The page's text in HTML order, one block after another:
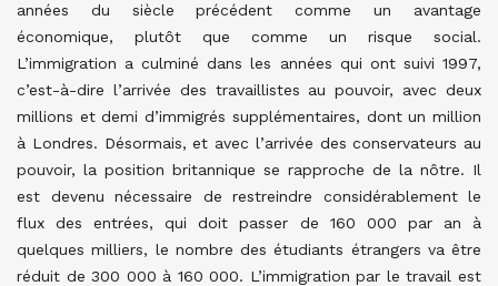
années du siècle précédent comme un avantage
économique, plutôt que comme un risque social.
L’immigration a culminé dans les années qui ont suivi 1997,
c’est-à-dire l’arrivée des travaillistes au pouvoir, avec deux
millions et demi d’immigrés supplémentaires, dont un million
à Londres. Désormais, et avec l’arrivée des conservateurs au
pouvoir, la position britannique se rapproche de la nôtre. Il
est devenu nécessaire de restreindre considérablement le
flux des entrées, qui doit passer de 160 000 par an à
quelques milliers, le nombre des étudiants étrangers va être
réduit de 300 000 à 160 000. L’immigration par le travail est